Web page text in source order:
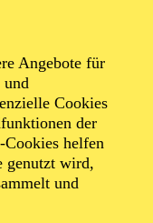
Angebote für
und
Cookies
der
helfen
genutzt wird,
und
und
Barry, Charlie
Richard
a.